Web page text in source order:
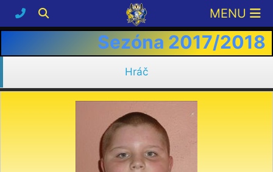
Sezóna 2017/2018
Hráč